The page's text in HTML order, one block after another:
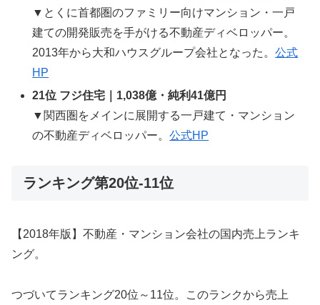
▼とくに首都圏のファミリー向けマンション・一戸
建ての開発販売を手がける不動産ディベロッパー。
2013年から大和ハウスグループ会社となった。公式
HP
21位 フジ住宅｜1,038億・純利41億円
▼関西圏をメインに展開する一戸建て・マンション
の不動産ディベロッパー。公式HP
ランキング第20位-11位
【2018年版】不動産・マンション会社の国内売上ランキ
ング。
つづいてランキング20位～11位。このランクから売上